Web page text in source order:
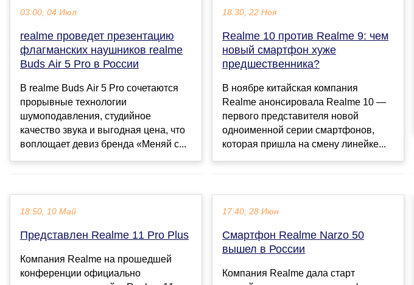
03:00, 04 Июл
realme проведет презентацию
флагманских наушников realme
Buds Air 5 Pro в России
В realme Buds Air 5 Pro сочетаются
прорывные технологии
шумоподавления, студийное
качество звука и выгодная цена, что
воплощает девиз бренда «Меняй с...
18:30, 22 Ноя
Realme 10 против Realme 9: чем
новый смартфон хуже
предшественника?
В ноябре китайская компания
Realme анонсировала Realme 10 —
первого представителя новой
одноименной серии смартфонов,
которая пришла на смену линейке...
18:50, 10 Май
Представлен Realme 11 Pro Plus
Компания Realme на прошедшей
конференции официально
17:40, 28 Июн
Смартфон Realme Narzo 50
вышел в России
Компания Realme дала старт